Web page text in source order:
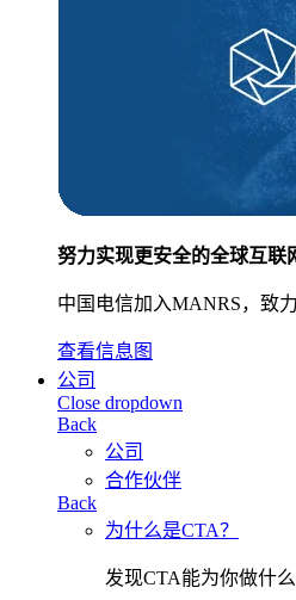
努力实现更安全的全球互联
中国电信加入MANRS，致
查看信息图
公司
Close dropdown
Back
公司
合作伙伴
Back
为什么是CTA？
发现CTA能为你做什么